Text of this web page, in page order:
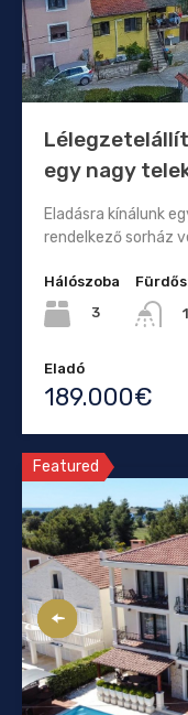
egy nagy
Eladásra kínálunk
rendelkező sorház
Hálószoba
3
1
Eladó
189.000€
Featured